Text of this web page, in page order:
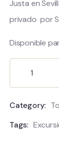
Justa en
privado por
Disponible
Category:
Tags: